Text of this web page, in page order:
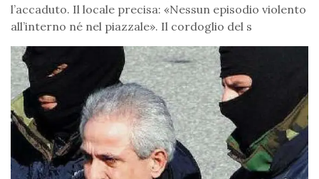
l’accaduto. Il locale precisa: «Nessun episodio violento
all’interno né nel piazzale». Il cordoglio del s